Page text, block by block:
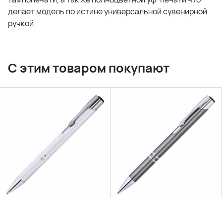
делает модель по истине универсальной сувенирной
ручкой.
С этим товаром покупают